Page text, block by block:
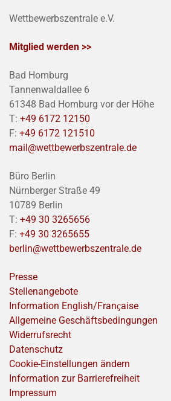
Wettbewerbszentrale e.V.
Mitglied werden >>
Bad Homburg
Tannenwaldallee 6
61348 Bad Homburg vor der Höhe
T: +49 6172 12150
F: +49 6172 121510
mail@wettbewerbszentrale.de
Büro Berlin
Nürnberger Straße 49
10789 Berlin
T: +49 30 3265656
F: +49 30 3265655
berlin@wettbewerbszentrale.de
Presse
Stellenangebote
Information English/Franҫaise
Allgemeine Geschäftsbedingungen
Widerrufsrecht
Datenschutz
Cookie-Einstellungen ändern
Information zur Barrierefreiheit
Impressum